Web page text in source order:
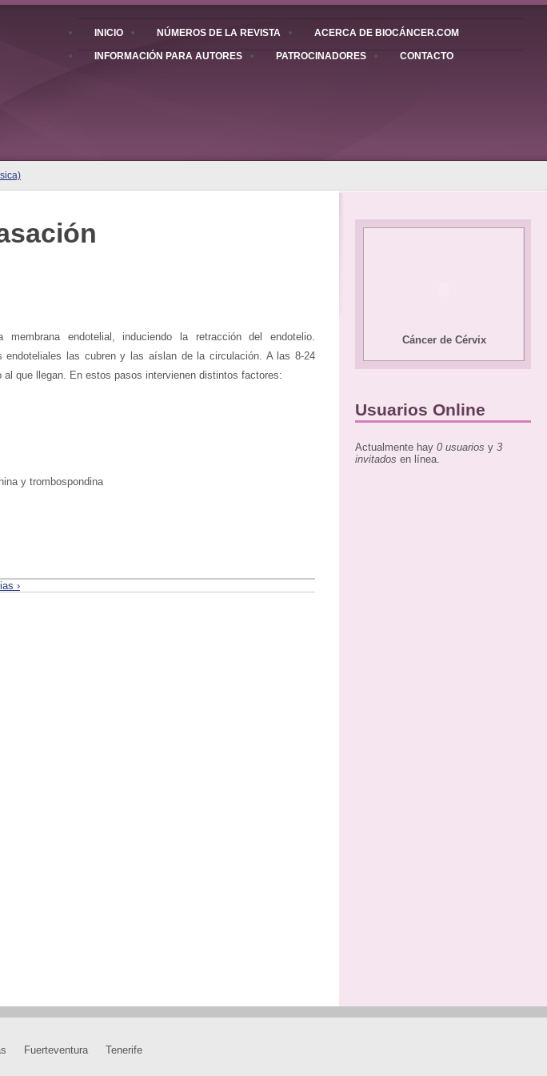
INICIO NÚMEROS DE LA REVISTA ACERCA DE BIOCÁNCER.COM
INFORMACIÓN PARA AUTORES PATROCINADORES CONTACTO
Cáncer de Cérvix
Usuarios Online
Actualmente hay 0 usuarios y 3
invitados en línea.
endotelial, induciendo la retracción del endotelio.
endoteliales las cubren y las aíslan de la circulación. A las 8-24
que llegan. En estos pasos intervienen distintos factores:
y trombospondina
›
Fuerteventura Tenerife